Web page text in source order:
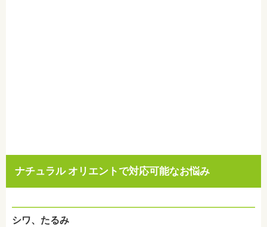
ナチュラル オリエントで対応可能なお悩み
シワ、たるみ